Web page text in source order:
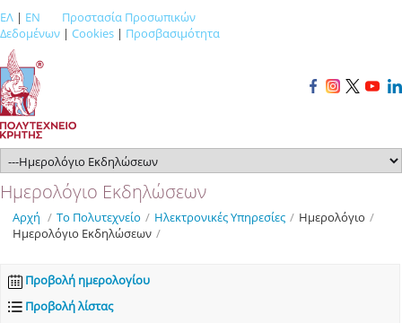
ΕΛ | EN
Προστασία Προσωπικών
Δεδομένων | Cookies | Προσβασιμότητα
Ημερολόγιο Εκδηλώσεων
Αρχή / Το Πολυτεχνείο / Ηλεκτρονικές Υπηρεσίες / Ημερολόγιο /
Ημερολόγιο Εκδηλώσεων /
Προβολή ημερολογίου
Προβολή λίστας